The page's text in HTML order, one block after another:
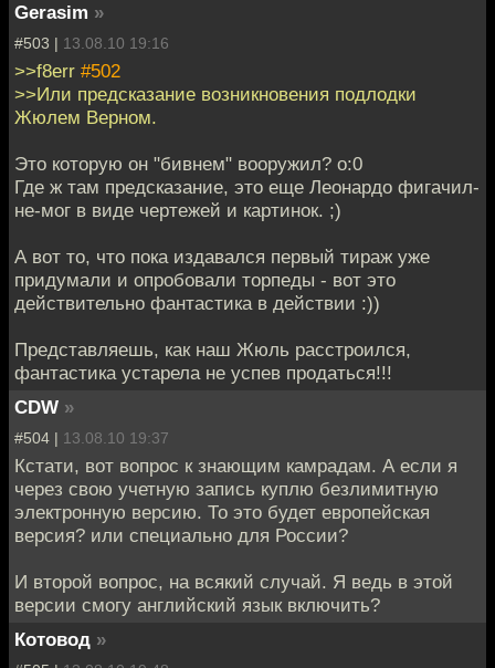
Gerasim »
#503 | 13.08.10 19:16
>>f8err #502
>>Или предсказание возникновения подлодки
Жюлем Верном.
Это которую он "бивнем" вооружил? o:0
Где ж там предсказание, это еще Леонардо фигачил-
не-мог в виде чертежей и картинок. ;)
А вот то, что пока издавался первый тираж уже
придумали и опробовали торпеды - вот это
действительно фантастика в действии :))
Представляешь, как наш Жюль расстроился,
фантастика устарела не успев продаться!!!
CDW »
#504 | 13.08.10 19:37
Кстати, вот вопрос к знающим камрадам. А если я
через свою учетную запись куплю безлимитную
электронную версию. То это будет европейская
версия? или специально для России?
И второй вопрос, на всякий случай. Я ведь в этой
версии смогу английский язык включить?
Котовод »